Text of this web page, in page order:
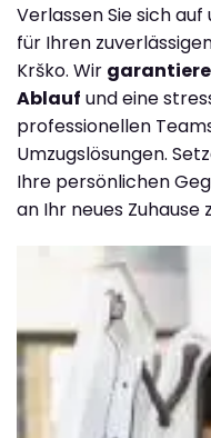
Verlassen Sie sich
für Ihren
Krško. Wir
Ablauf und eine
professionellen
Umzugslösungen.
Ihre persönlichen
an Ihr neues Zuhause